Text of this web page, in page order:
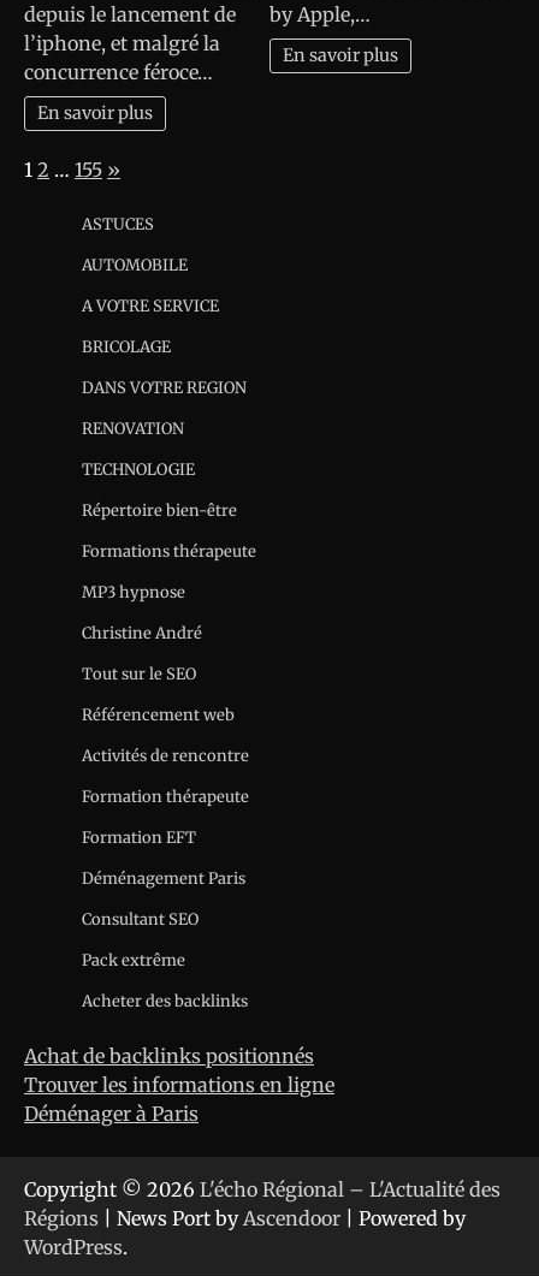
depuis le lancement de
l’iphone, et malgré la
concurrence féroce…
En savoir plus
by Apple,…
En savoir plus
Page:
1 2 … 155 Next
»
ASTUCES
AUTOMOBILE
A VOTRE SERVICE
BRICOLAGE
DANS VOTRE REGION
RENOVATION
TECHNOLOGIE
Répertoire bien-être
Formations thérapeute
MP3 hypnose
Christine André
Tout sur le SEO
Référencement web
Activités de rencontre
Formation thérapeute
Formation EFT
Déménagement Paris
Consultant SEO
Pack extrême
Acheter des backlinks
Achat de backlinks positionnés
Trouver les informations en ligne
Déménager à Paris
Copyright © 2026 L'écho Régional – L'Actualité des
Régions | News Port by Ascendoor | Powered by
WordPress.